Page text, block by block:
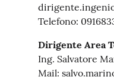
Telefono:
Dirigente Area
Ing. Salvatore
Mail: